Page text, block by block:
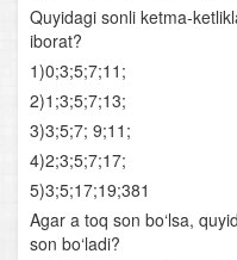
Ko‘rsatkichli
Ko‘rsatkichli tengsizliklar
Logarifm
Logarifmik funksiya va
Logarifmik ifodalarni
Quyidagi sonli
iborat?
1)0;3;5;7;11;
2)1;3;5;7;13;
3)3;5;7; 9;11;
4)2;3;5;7;17;
5)3;5;17;19;381
Agar a toq son bo‘lsa,
son bo‘ladi?